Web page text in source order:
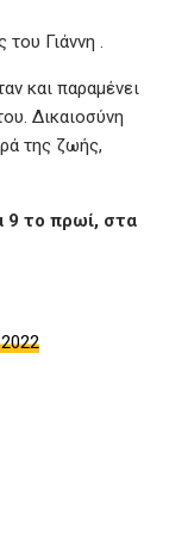
Γιάννη .
και παραμένει
Δικαιοσύνη
της ζωής,
9 το πρωί, στα